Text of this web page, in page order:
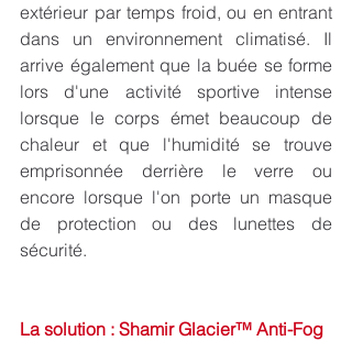
extérieur par temps froid, ou en entrant
dans un environnement climatisé. Il
arrive également que la buée se forme
lors d'une activité sportive intense
lorsque le corps émet beaucoup de
chaleur et que l'humidité se trouve
emprisonnée derrière le verre ou
encore lorsque l'on porte un masque
de protection ou des lunettes de
sécurité.
La solution : Shamir Glacier™ Anti-Fog